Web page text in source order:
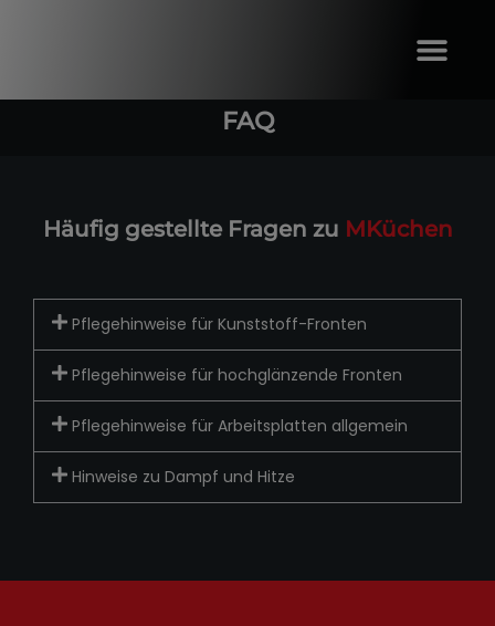
FAQ
Häufig gestellte Fragen zu MKüchen
Pflegehinweise für Kunststoff-Fronten
Pflegehinweise für hochglänzende Fronten
Pflegehinweise für Arbeitsplatten allgemein
Hinweise zu Dampf und Hitze